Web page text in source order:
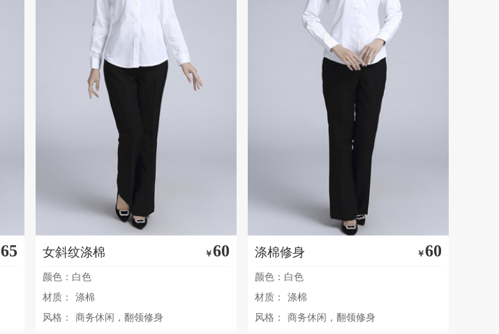
65 女斜纹涤棉 ￥60
颜色：白色
材质：
涤棉
风格：
商务休闲，翻领修身
涤棉修身 ￥60
颜色：白色
材质：
涤棉
风格：
商务休闲，翻领修身